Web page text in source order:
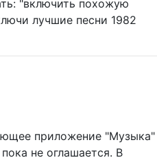
"включить похожую
лучшие песни 1982
приложение "Музыка"
не оглашается. В